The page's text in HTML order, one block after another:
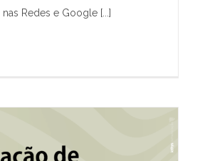
nas Redes e Google [...]